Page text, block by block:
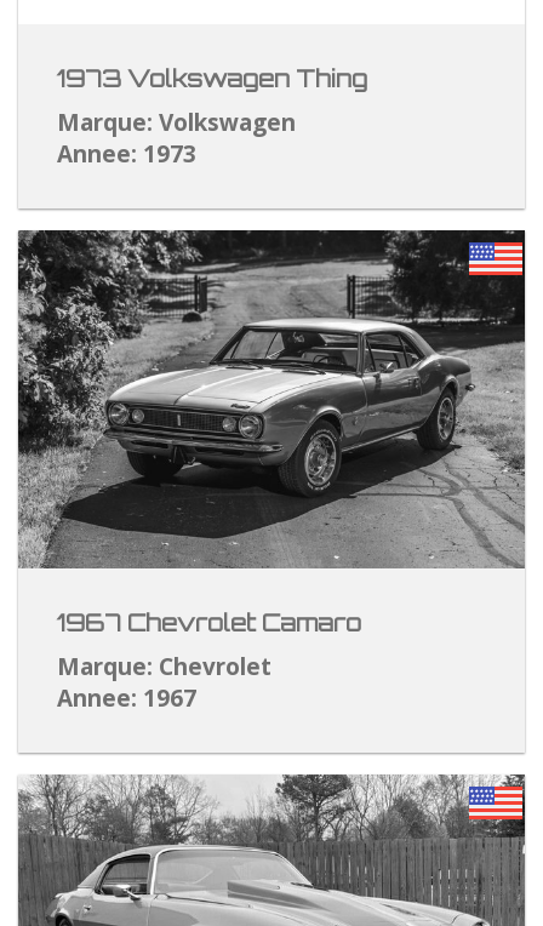
1973 Volkswagen Thing
Marque: Volkswagen
Annee: 1973
1967 Chevrolet Camaro
Marque: Chevrolet
Annee: 1967